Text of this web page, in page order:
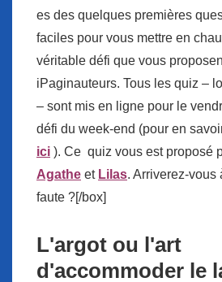
es des quelques premières
faciles pour vous mettre en
véritable défi que vous
iPaginauteurs. Tous les quiz –
– sont mis en ligne pour le
défi du week-end (pour en
ici ). Ce quiz vous est proposé
Agathe et Lilas. Arriverez-vous
faute ?[/box]
L'argot ou l'art
d'accommoder le